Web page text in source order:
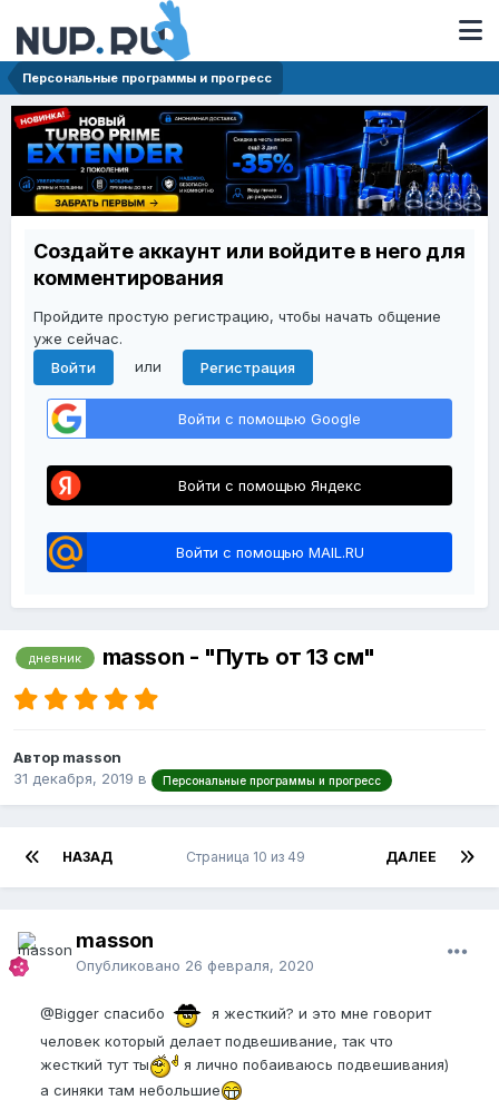
Персональные программы и прогресс
Создайте аккаунт или войдите в него для
комментирования
Пройдите простую регистрацию, чтобы начать общение
уже сейчас.
Войти
или Регистрация
Войти с помощью Google
Войти с помощью Яндекс
Войти с помощью MAIL.RU
дневник masson - "Путь от 13 см"
Автор masson
31 декабря, 2019 в Персональные программы и прогресс
НАЗАД ДАЛЕЕ
Страница 10 из 49
masson
Опубликовано 26 февраля, 2020
@Bigger спасибо
я жесткий? и это мне говорит
человек который делает подвешивание, так что
жесткий тут ты
я лично побаиваюсь подвешивания)
а синяки там небольшие